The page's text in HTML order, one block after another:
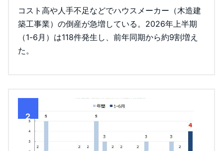
コスト高や人手不足などでハウスメーカー（木造建
築工事業）の倒産が急増している。2026年上半期
（1-6月）は118件発生し、前年同期から約9割増え
た。
2